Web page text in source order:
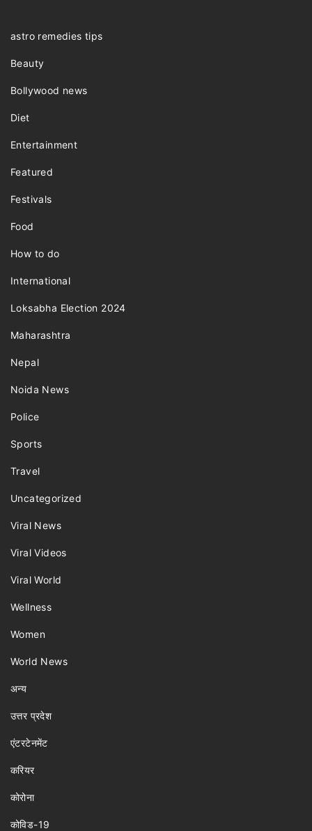
astro remedies tips
Beauty
Bollywood news
Diet
Entertainment
Featured
Festivals
Food
How to do
International
Loksabha Election 2024
Maharashtra
Nepal
Noida News
Police
Sports
Travel
Uncategorized
Viral News
Viral Videos
Viral World
Wellness
Women
World News
अन्य
उत्तर प्रदेश
एंटरटेनमेंट
करियर
कोरोना
कोविड-19